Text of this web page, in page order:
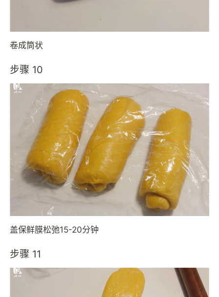
卷成筒状
步骤 10
盖保鲜膜松弛15-20分钟
步骤 11